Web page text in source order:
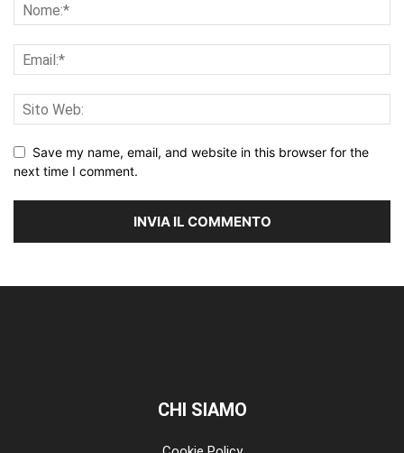
Save my name, email, and website in this browser for the
next time I comment.
CHI SIAMO